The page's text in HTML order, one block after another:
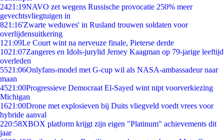
2421:19NAVO zet wegens Russische provocatie 250% meer
gevechtsvliegtuigen in
821:16'Zwarte weduwes' in Rusland trouwen soldaten voor
overlijdensuitkering
1 21:09Le Court wint na nerveuze finale, Pieterse derde
1021:07Zangeres en Idols-jurylid Jerney Kaagman op 79-jarige leeftijd
overleden
5521:06Onlyfans-model met G-cup wil als NASA-ambassadeur naar
maan
4521:00Progressieve Democraat El-Sayed wint nipt voorverkiezing
Michigan
1621:00Drone met explosieven bij Duits vliegveld voedt vrees voor
hybride aanval
220:58XBOX platform krijgt zijn eigen "Platinum" achievements dit
jaar